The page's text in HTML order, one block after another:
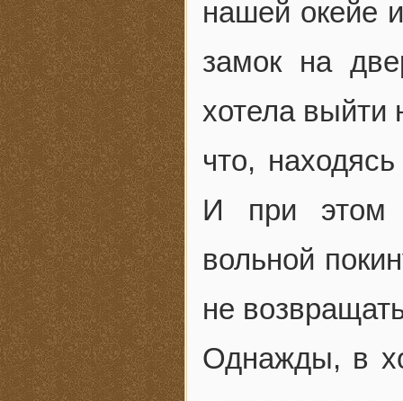
нашей окейе
замок на
хотела выйти
что,
И при этом
вольной
не
Однажды, в